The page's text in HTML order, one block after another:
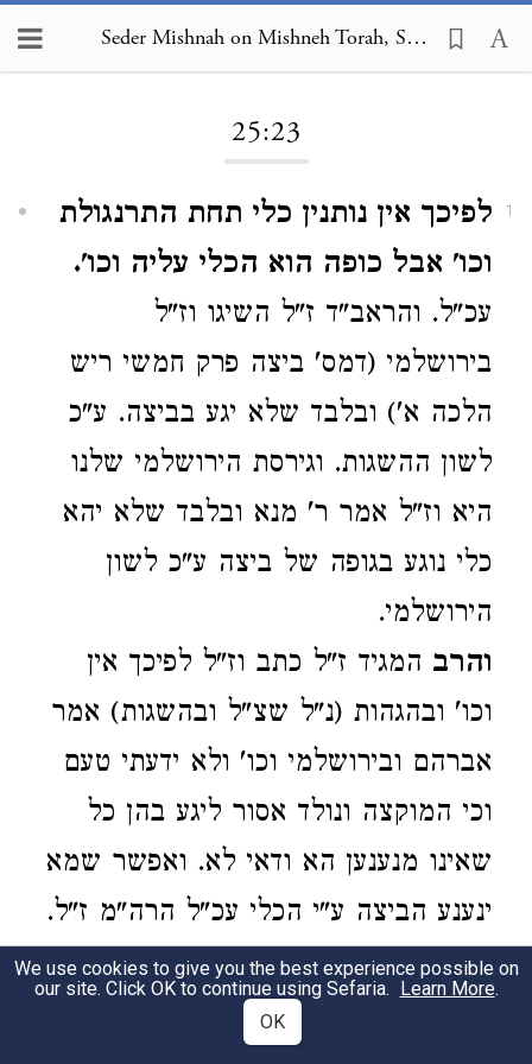
Seder Mishnah on Mishneh Torah, Sabbath 25:23
25:23
1
לפיכך אין נותנין כלי תחת התרנגולת
וכו' אבל כופה הוא הכלי עליה וכו'.
עכ"ל. והראב"ד ז"ל השיגו וז"ל
בירושלמי (דמס' ביצה פרק חמשי ריש
הלכה א') ובלבד שלא יגע בביצה. ע"כ
לשון ההשגות. וגירסת הירושלמי שלנו
היא וז"ל אמר ר' מנא ובלבד שלא יהא
כלי נוגע בגופה של ביצה ע"כ לשון
הירושלמי.
והרב המגיד ז"ל כתב וז"ל לפיכך אין
וכו' ובהגהות (נ"ל שצ"ל ובהשגות) אמר
אברהם ובירושלמי וכו' ולא ידעתי טעם
וכי המוקצה ונולד אסור ליגע בהן כל
שאינו מנענען הא ודאי לא. ואפשר שמא
ינענע הביצה ע"י הכלי עכ"ל הרה"מ ז"ל.
ועיין בהגהות מרן הרמ"א ז"ל בסי' רס"ה
סעיף ג' ובמגן אברהם שם ס"ק ד' ובכל
We use cookies to give you the best experience possible on
our site. Click OK to continue using Sefaria. Learn More.
OK